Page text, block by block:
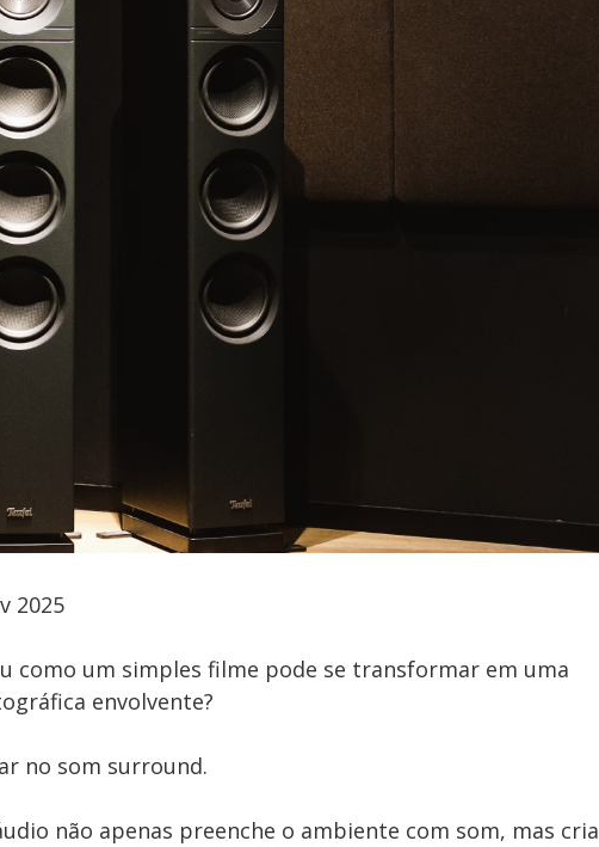
2025
como um simples filme pode se transformar em uma
envolvente?
no som surround.
não apenas preenche o ambiente com som, mas cria